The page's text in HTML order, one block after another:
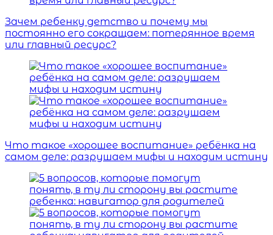
Зачем ребенку детство и почему мы
постоянно его сокращаем: потерянное время
или главный ресурс?
Что такое «хорошее воспитание» ребёнка на
самом деле: разрушаем мифы и находим истину